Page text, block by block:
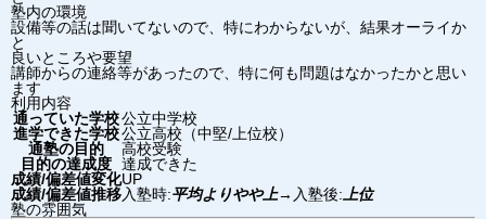
塾内の環境
設備等の話は聞いてないので、特にわからないが、結果オーライか
と
良いところや要望
講師からの連絡等があったので、特に何も問題はなかったかと思い
ます
利用内容
通っていた学校公立中学校
進学できた学校公立高校（中堅/上位校）
通塾の目的
高校受験
目的の達成度 達成できた
成績/偏差値変化UP
成績/偏差値推移入塾時:平均よりやや上→ 入塾後: 上位
塾の雰囲気